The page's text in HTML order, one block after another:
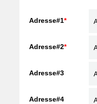
Adresse#1*
Adresse#2*
Adresse#3
Adresse#4